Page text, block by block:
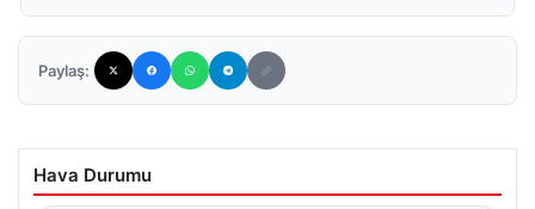
Paylaş:
Hava Durumu